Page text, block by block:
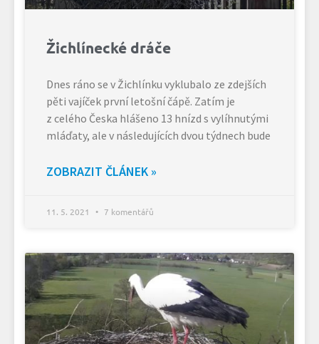
Žichlínecké dráče
Dnes ráno se v Žichlínku vyklubalo ze zdejších
pěti vajíček první letošní čápě. Zatím je
z celého Česka hlášeno 13 hnízd s vylíhnutými
mláďaty, ale v následujících dvou týdnech bude
ZOBRAZIT ČLÁNEK »
11. 5. 2021 7 komentářů